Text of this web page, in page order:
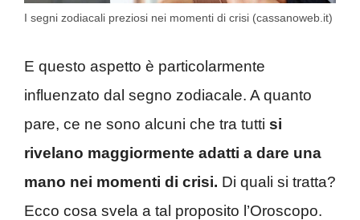
I segni zodiacali preziosi nei momenti di crisi (cassanoweb.it)
E questo aspetto è particolarmente
influenzato dal segno zodiacale. A quanto
pare, ce ne sono alcuni che tra tutti si
rivelano maggiormente adatti a dare una
mano nei momenti di crisi. Di quali si tratta?
Ecco cosa svela a tal proposito l’Oroscopo.